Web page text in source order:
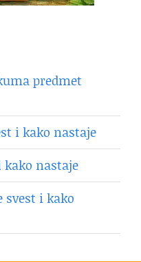
predmet
i kako nastaje
kako nastaje
svest i kako